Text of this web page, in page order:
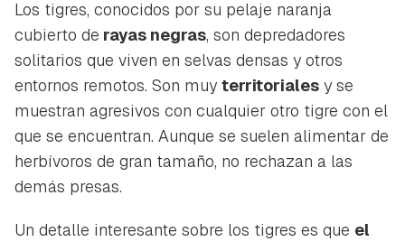
iniciar sesión con tu cuenta de Hogarmanía.
INICIAR SESIÓN
Los tigres, conocidos por su pelaje naranja
cubierto de rayas negras, son depredadores
solitarios que viven en selvas densas y otros
entornos remotos. Son muy territoriales y se
muestran agresivos con cualquier otro tigre con el
que se encuentran. Aunque se suelen alimentar de
herbívoros de gran tamaño, no rechazan a las
demás presas.
Un detalle interesante sobre los tigres es que el
ACEPTAR